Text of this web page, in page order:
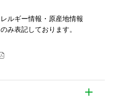
ルギー情報・原産地情報
み表記しております。